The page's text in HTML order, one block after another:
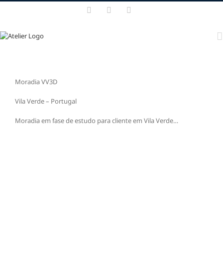
Skip
FacebookInstagram
Moradia VV3D
Vila Verde – Portugal
Moradia em fase de estudo para cliente em Vila Verde…